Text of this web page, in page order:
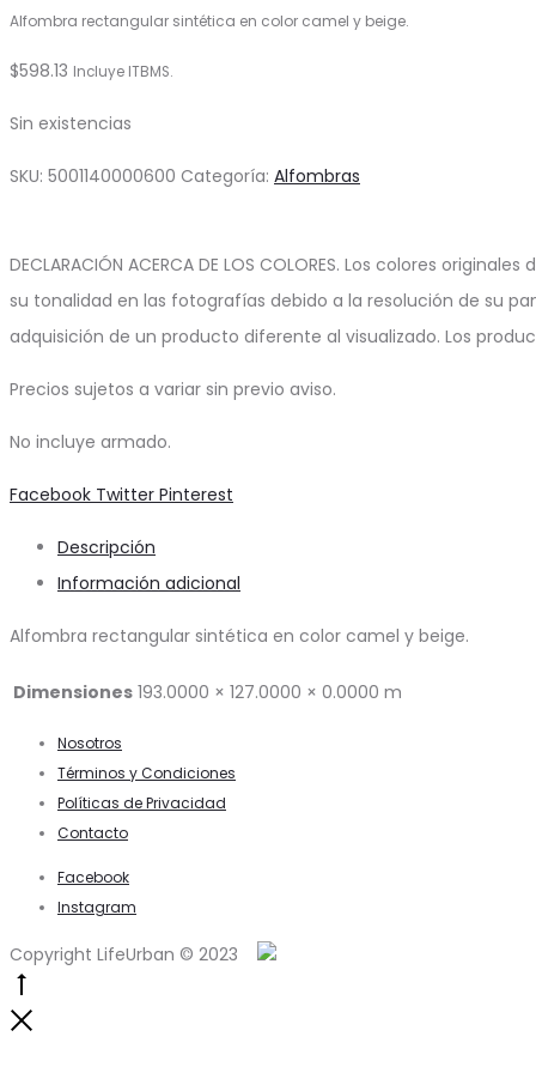
Alfombra rectangular sintética en color camel y beige.
$598.13 Incluye ITBMS.
Sin existencias
SKU: 5001140000600 Categoría: Alfombras
DECLARACIÓN ACERCA DE LOS COLORES. Los colores
su tonalidad en las fotografías debido a la resolución de su
adquisición de un producto diferente al visualizado. Los
Precios sujetos a variar sin previo aviso.
No incluye armado.
Share
Facebook Twitter Pinterest
Descripción
Información adicional
Alfombra rectangular sintética en color camel y beige.
Dimensiones 193.0000 × 127.0000 × 0.0000 m
Nosotros
Términos y Condiciones
Políticas de Privacidad
Contacto
Facebook
Instagram
Copyright LifeUrban © 2023